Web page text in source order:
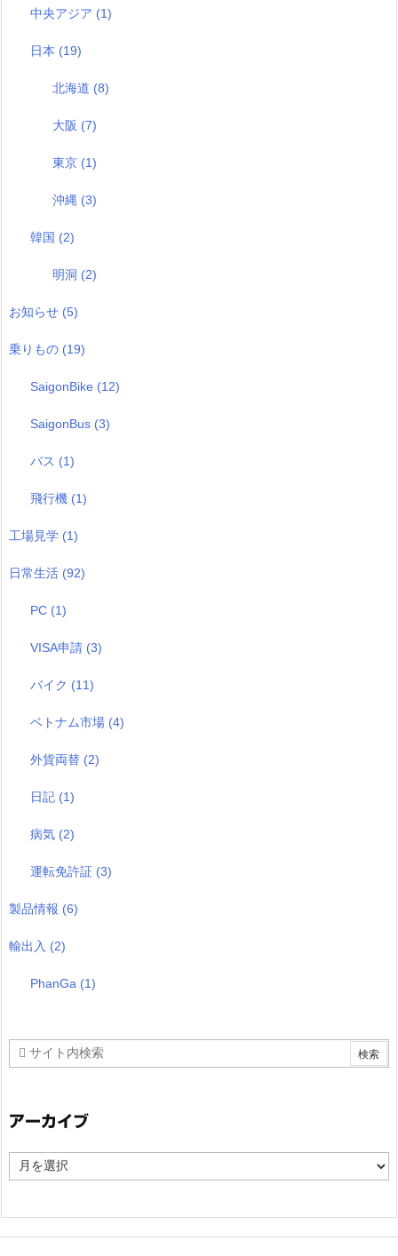
中央アジア (1)
日本 (19)
北海道 (8)
大阪 (7)
東京 (1)
沖縄 (3)
韓国 (2)
明洞 (2)
お知らせ (5)
乗りもの (19)
SaigonBike (12)
SaigonBus (3)
バス (1)
飛行機 (1)
工場見学 (1)
日常生活 (92)
PC (1)
VISA申請 (3)
バイク (11)
ベトナム市場 (4)
外貨両替 (2)
日記 (1)
病気 (2)
運転免許証 (3)
製品情報 (6)
輸出入 (2)
PhanGa (1)
アーカイブ
ー